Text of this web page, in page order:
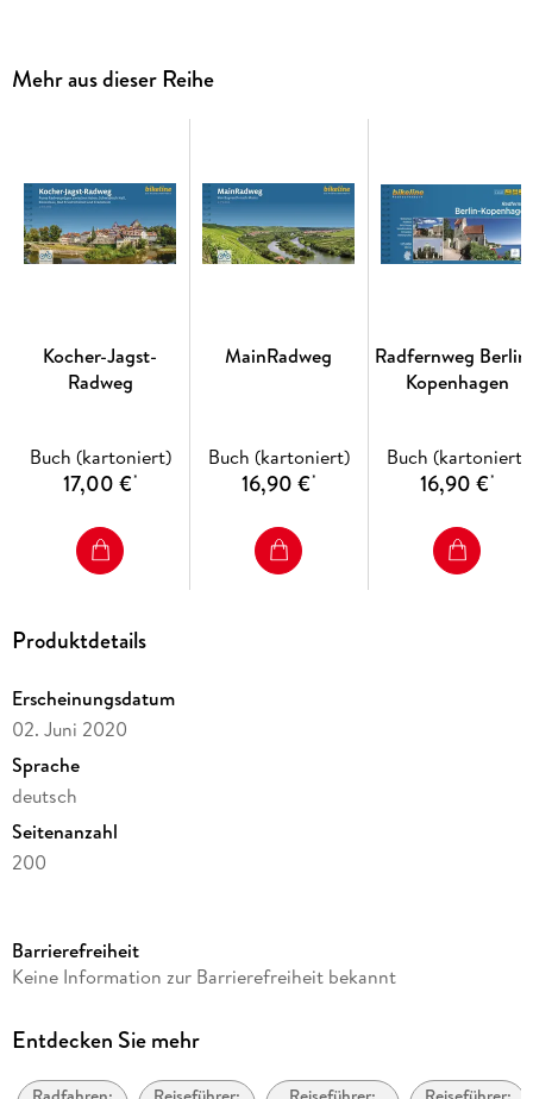
bei Hof.
Mehr aus dieser Reihe
Kocher-Jagst-
Radweg
Buch (kartoniert)
17,00 €*
MainRadweg
Buch (kartoniert)
16,90 €*
Radfernweg Berlin
Kopenhagen
Buch (kartoniert)
16,90 €*
Produktdetails
Erscheinungsdatum
02. Juni 2020
Sprache
deutsch
Seitenanzahl
200
Autor/Autorin
Herausgegeben von
Barrierefreiheit
Keine Information zur Barrierefreiheit bekannt
Entdecken Sie mehr